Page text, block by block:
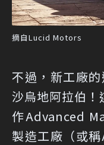
摘自Lucid Motors
不過，新工廠
沙烏地阿拉伯
作Advanced
製造工廠（或